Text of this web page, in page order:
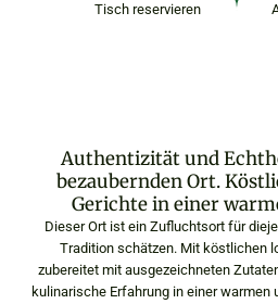
Tisch reservieren
Authentizität und
bezaubernden Ort.
Gerichte in einer
Dieser Ort ist ein Zufluchtsort für
Tradition schätzen. Mit köstlichen
zubereitet mit ausgezeichneten
kulinarische Erfahrung in einer warmen